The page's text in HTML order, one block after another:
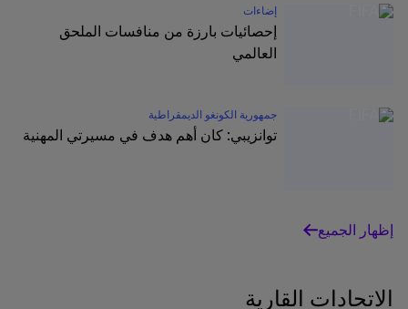
إضاءات
إحصائيات بارزة من منافسات الملحق
العالمي
جمهورية الكونغو الديمقراطية
توانزيبي: كان أهم هدف في مسيرتي المهنية
إظهار الجميع
الاتحادات القارية